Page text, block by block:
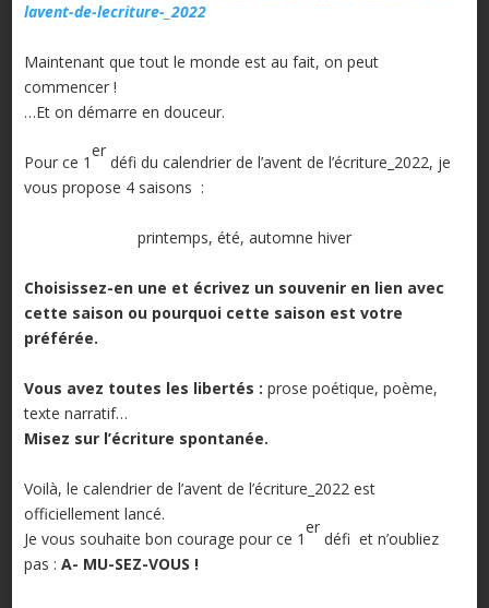
lavent-de-lecriture-_2022
Maintenant que tout le monde est au fait, on peut
commencer !
…Et on démarre en douceur.
Pour ce 1
er
défi du calendrier de l’avent de l’écriture_2022, je
vous propose 4 saisons :
printemps, été, automne hiver
Choisissez-en une et écrivez un souvenir en lien avec
cette saison ou pourquoi cette saison est votre
préférée.
Vous avez toutes les libertés : prose poétique, poème,
texte narratif…
Misez sur l’écriture spontanée.
Voilà, le calendrier de l’avent de l’écriture_2022 est
officiellement lancé.
Je vous souhaite bon courage pour ce 1
er
défi et n’oubliez
pas : A- MU-SEZ-VOUS !